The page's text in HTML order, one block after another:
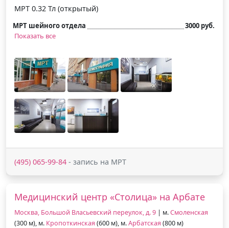
МРТ 0.32 Тл (открытый)
МРТ шейного отдела
3000 руб.
Показать все
(495) 065-99-84 - запись на МРТ
Медицинский центр «Столица» на Арбате
Москва, Большой Власьевский переулок, д. 9 | м.Смоленская
(300 м), м. Кропоткинская (600 м), м.Арбатская (800 м)